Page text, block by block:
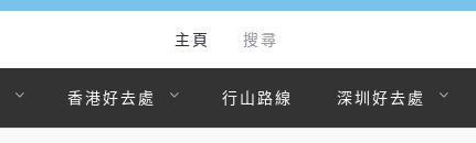
主頁 搜尋
香港好去處 行山路線 深圳好去處